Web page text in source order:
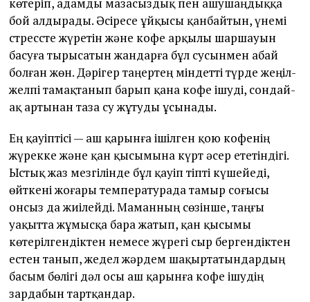
бой алдырады. Әсіресе ұйқысы қанбайтын, үнемі
стрессте жүретін және кофе арқылы шаршауын
басуға тырысатын жандарға бұл сусынмен абай
болған жөн. Дәрігер таңертең міндетті түрде жеңіл-
желпі тамақтанып барып қана кофе ішуді, сондай-
ақ артынан таза су жұтуды ұсынады.
Ең қауіптісі — аш қарынға ішілген қою кофенің
жүрекке және қан қысымына күрт әсер ететіндігі.
Ыстық жаз мезгілінде бұл қауіп тіпті күшейеді,
өйткені жоғары температурада тамыр соғысы
онсыз да жиілейді. Маманның сөзінше, таңғы
уақытта жұмысқа бара жатып, қан қысымы
көтерілгендіктен немесе жүрегі сыр бергендіктен
естен танып, жедел жәрдем шақыртатындардың
басым бөлігі дәл осы аш қарынға кофе ішудің
зардабын тартқандар.